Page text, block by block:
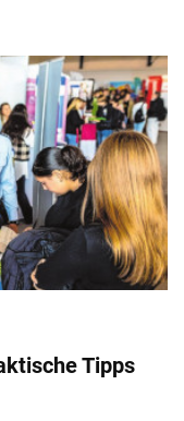
Tipps